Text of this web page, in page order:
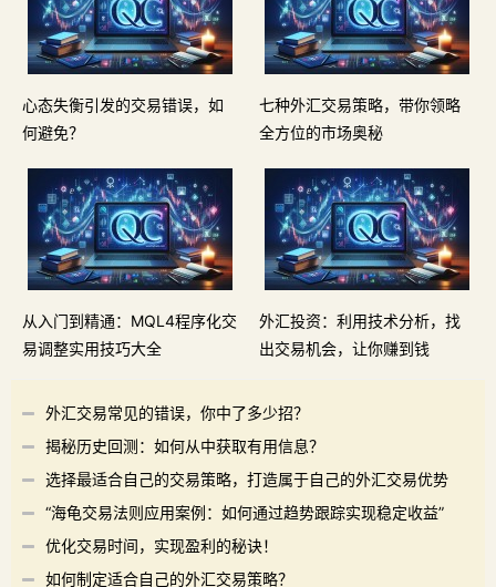
心态失衡引发的交易错误，如
何避免？
七种外汇交易策略，带你领略
全方位的市场奥秘
从入门到精通：MQL4程序化交
易调整实用技巧大全
外汇投资：利用技术分析，找
出交易机会，让你赚到钱
外汇交易常见的错误，你中了多少招？
揭秘历史回测：如何从中获取有用信息？
选择最适合自己的交易策略，打造属于自己的外汇交易优势
“海龟交易法则应用案例：如何通过趋势跟踪实现稳定收益”
优化交易时间，实现盈利的秘诀！
如何制定适合自己的外汇交易策略？